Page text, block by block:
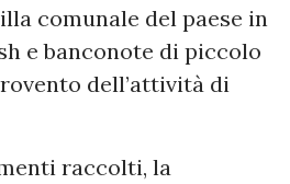
comunale del paese in
e banconote di piccolo
dell’attività di
raccolti, la